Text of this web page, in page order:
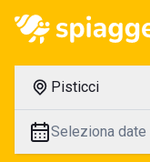
Pisticci
Seleziona date